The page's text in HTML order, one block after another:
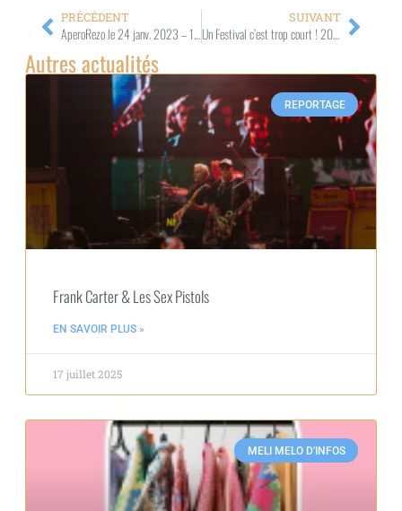
PRÉCÉDENT
AperoRezo le 24 janv. 2023 – 19h00 – Hacienda Bar y Cocina – Nice
SUIVANT
Un Festival c’est trop court ! 2023 Appel à Films Jusqu’au 1er juin 2023
Autres actualités
REPORTAGE
Frank Carter & Les Sex Pistols
EN SAVOIR PLUS »
17 juillet 2025
MELI MELO D'INFOS